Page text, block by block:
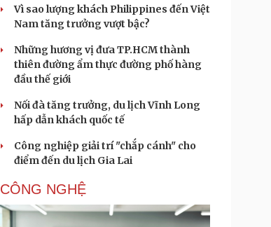
Vì sao lượng khách Philippines đến Việt
Nam tăng trưởng vượt bậc?
Những hương vị đưa TP.HCM thành
thiên đường ẩm thực đường phố hàng
đầu thế giới
Nối đà tăng trưởng, du lịch Vĩnh Long
hấp dẫn khách quốc tế
Công nghiệp giải trí "chắp cánh" cho
điểm đến du lịch Gia Lai
CÔNG NGHỆ